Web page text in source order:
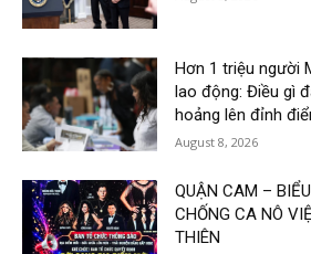
Hơn 1 triệu người
lao động: Điều gì
hoảng lên đỉnh
August 8, 2026
QUẬN CAM –
CHỐNG CA NÔ
THIÊN